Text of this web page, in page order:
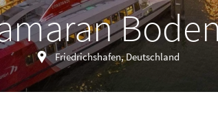
Friedrichshafen, Deutschland